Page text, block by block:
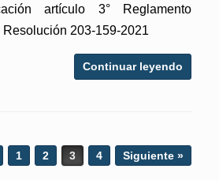
artículo 3° Reglamento
203-159-2021
Continuar leyendo
1 2 3 4 Siguiente »